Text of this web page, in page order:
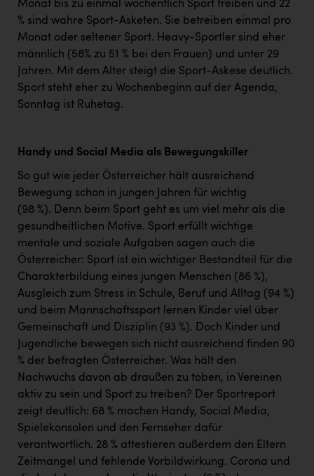
Wir besiegen Krebs
Wirtschaftskammer OÖ
ZGONC
ZULuft - Zukunft Luft Austria
z.l.ö.
Dopgas
kunden basics
kontakt
Monat bis zu einmal wöchentlich Sport treiben und 22
% sind wahre Sport-Asketen. Sie betreiben einmal pro
Monat oder seltener Sport. Heavy-Sportler sind eher
männlich (58% zu 51 % bei den Frauen) und unter 29
Jahren. Mit dem Alter steigt die Sport-Askese deutlich.
Sport steht eher zu Wochenbeginn auf der Agenda,
Sonntag ist Ruhetag.
Handy und Social Media als Bewegungskiller
So gut wie jeder Österreicher hält ausreichend
Bewegung schon in jungen Jahren für wichtig
(98 %). Denn beim Sport geht es um viel mehr als die
gesundheitlichen Motive. Sport erfüllt wichtige
mentale und soziale Aufgaben sagen auch die
Österreicher: Sport ist ein wichtiger Bestandteil für die
Charakterbildung eines jungen Menschen (86 %),
Ausgleich zum Stress in Schule, Beruf und Alltag (94 %)
und beim Mannschaftssport lernen Kinder viel über
Gemeinschaft und Disziplin (93 %). Doch Kinder und
Jugendliche bewegen sich nicht ausreichend finden 90
% der befragten Österreicher. Was hält den
Nachwuchs davon ab draußen zu toben, in Vereinen
aktiv zu sein und Sport zu treiben? Der Sportreport
zeigt deutlich: 68 % machen Handy, Social Media,
Spielekonsolen und den Fernseher dafür
verantwortlich. 28 % attestieren außerdem den Eltern
Zeitmangel und fehlende Vorbildwirkung. Corona und